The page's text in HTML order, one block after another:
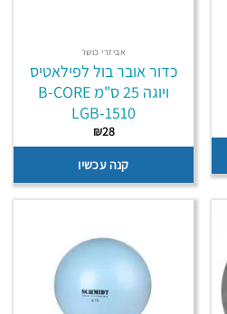
אביזרי כושר
כדור אובר בול לפילאטיס
ויוגה 25 ס"מ B-CORE
LGB-1510
₪28
קנה עכשיו